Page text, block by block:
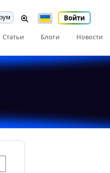
Войти
Статьи Блоги Новости